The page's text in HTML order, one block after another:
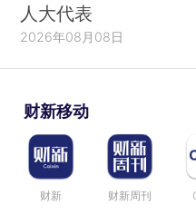
人大代表
2026年08月08日
财新移动
财新 财新周刊